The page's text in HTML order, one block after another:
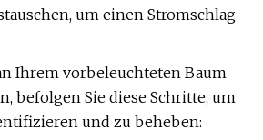
um einen Stromschlag
Ihrem vorbeleuchteten Baum
befolgen Sie diese Schritte, um
und zu beheben: